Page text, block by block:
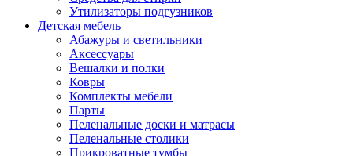
Утилизаторы подгузников
Детская мебель
Абажуры и светильники
Аксессуары
Вешалки и полки
Ковры
Комплекты мебели
Парты
Пеленальные доски и матрасы
Пеленальные столики
Прикроватные тумбы